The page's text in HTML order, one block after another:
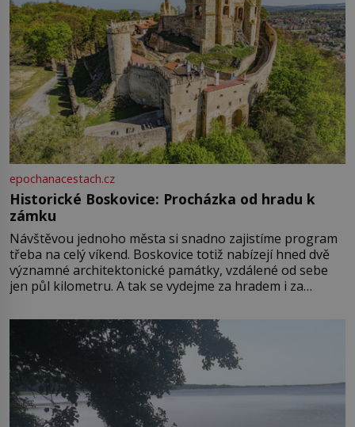
epochanacestach.cz
Historické Boskovice: Procházka od hradu k
zámku
Návštěvou jednoho města si snadno zajistíme program
třeba na celý víkend. Boskovice totiž nabízejí hned dvě
významné architektonické památky, vzdálené od sebe
jen půl kilometru. A tak se vydejme za hradem i za
Boskovice na okraji Drahanské vrchoviny vznikla někdy
ve13. století, a už v roce 1313 kronikáři zaznamenali